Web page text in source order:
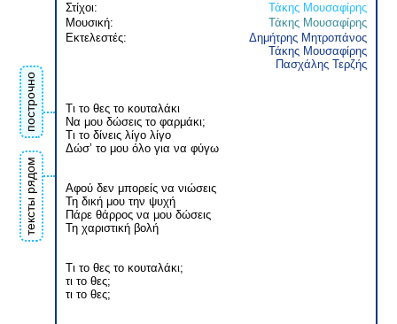
построчно
тексты рядом
Στίχοι:
Τάκης Μουσαφίρης
Μουσική:
Τάκης Μουσαφίρης
Εκτελεστές:
Δημήτρης Μητροπάνος
Τάκης Μουσαφίρης
Πασχάλης Τερζής
Τι το θες το κουταλάκι
Να μου δώσεις το φαρμάκι;
Τι το δίνεις λίγο λίγο
Δώσ’ το μου όλο για να φύγω
Αφού δεν μπορείς να νιώσεις
Τη δική μου την ψυχή
Πάρε θάρρος να μου δώσεις
Τη χαριστική βολή
Τι το θες το κουταλάκι;
τι το θες;
τι το θες;